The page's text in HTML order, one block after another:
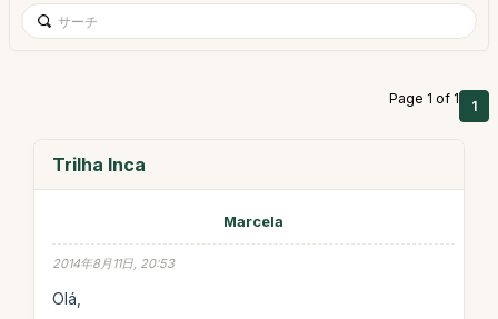
Page 1 of 1 1
Trilha Inca
Marcela
2014年8月11日, 20:53
Olá,